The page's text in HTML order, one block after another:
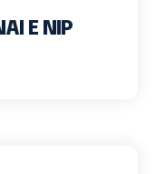
E NIP